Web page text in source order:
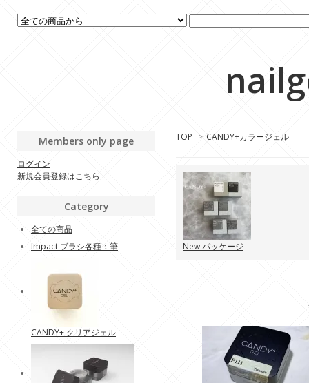
TOP > CANDY+カラージェル
New パッケージ
Members only page
ログイン
新規会員登録はこちら
Category
全ての商品
Impact ブラシ各種：筆
CANDY+ クリアジェル